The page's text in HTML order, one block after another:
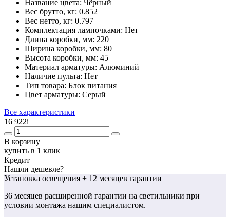
Название цвета: Чёрный
Вес брутто, кг: 0.852
Вес нетто, кг: 0.797
Комплектация лампочками: Нет
Длина коробки, мм: 220
Ширина коробки, мм: 80
Высота коробки, мм: 45
Материал арматуры: Алюминий
Наличие пульта: Нет
Тип товара: Блок питания
Цвет арматуры: Серый
Все характеристики
16 922i
В корзину
купить в 1 клик
Кредит
Нашли дешевле?
Установка освещения + 12 месяцев гарантии
36 месяцев расширенной гарантии на светильники при
условии монтажа нашим специалистом.